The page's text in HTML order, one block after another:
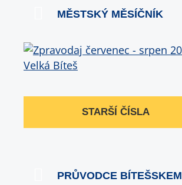
MĚSTSKÝ MĚSÍČNÍK
STARŠÍ ČÍSLA
PRŮVODCE BÍTEŠSKEM